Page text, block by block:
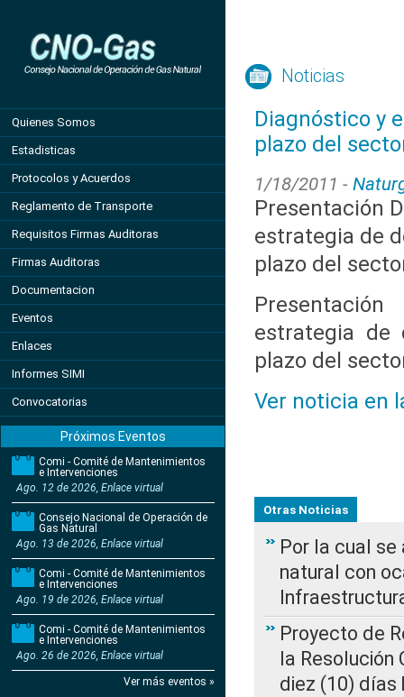
Quienes Somos
Estadisticas
Protocolos y Acuerdos
Reglamento de Transporte
Requisitos Firmas Auditoras
Firmas Auditoras
Documentacion
Eventos
Enlaces
Informes SIMI
Convocatorias
Próximos Eventos
Comi - Comité de Mantenimientos
e Intervenciones
Ago. 12 de 2026, Enlace virtual
Consejo Nacional de Operación de
Gas Natural
Ago. 13 de 2026, Enlace virtual
Comi - Comité de Mantenimientos
e Intervenciones
Ago. 19 de 2026, Enlace virtual
Comi - Comité de Mantenimientos
e Intervenciones
Ago. 26 de 2026, Enlace virtual
Ver más eventos »
Noticias
Diagnóstico y
plazo del
1/18/2011 -
Presentación
estrategia de
plazo del
estrategia de
plazo del
Ver noticia en
Otras Noticias
Por la cual
natural con
Proyecto de
la Resolución
diez (10) días